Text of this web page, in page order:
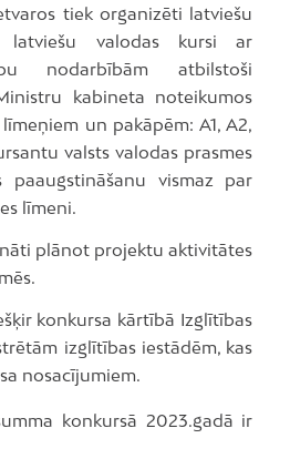
tiek organizēti latviešu
latviešu valodas kursi ar
nodarbībām atbilstoši
kabineta noteikumos
un pakāpēm: A1, A2,
valsts valodas prasmes
paaugstināšanu vismaz par
līmeni.
plānot projektu aktivitātes
konkursa kārtībā Izglītības
izglītības iestādēm, kas
nosacījumiem.
konkursā 2023.gadā ir